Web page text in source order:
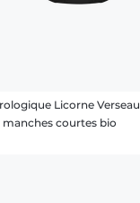
Licorne Verseau
manches courtes bio